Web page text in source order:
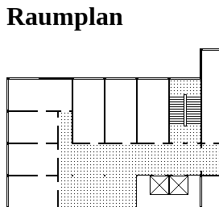
Raumplan